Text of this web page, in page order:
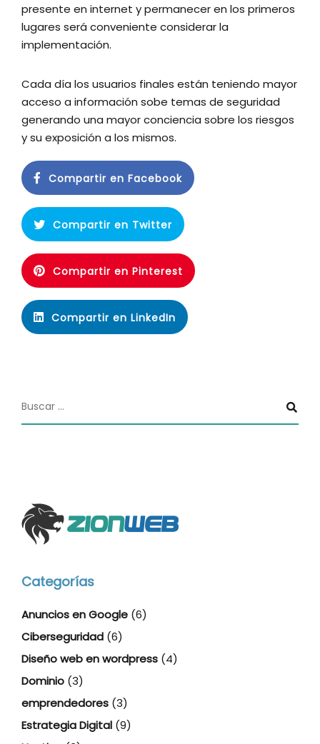
presente en internet y permanecer en los primeros
lugares será conveniente considerar la
implementación.
Cada día los usuarios finales están teniendo mayor
acceso a información sobe temas de seguridad
generando una mayor conciencia sobre los riesgos
y su exposición a los mismos.
Compartir en Facebook
Compartir en Twitter
Compartir en Pinterest
Compartir en LinkedIn
Categorías
Anuncios en Google (6)
Ciberseguridad (6)
Diseño web en wordpress (4)
Dominio (3)
emprendedores (3)
Estrategia Digital (9)